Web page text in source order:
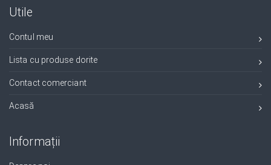
Utile
Contul meu
Lista cu produse dorite
Contact comerciant
Acasă
Informații